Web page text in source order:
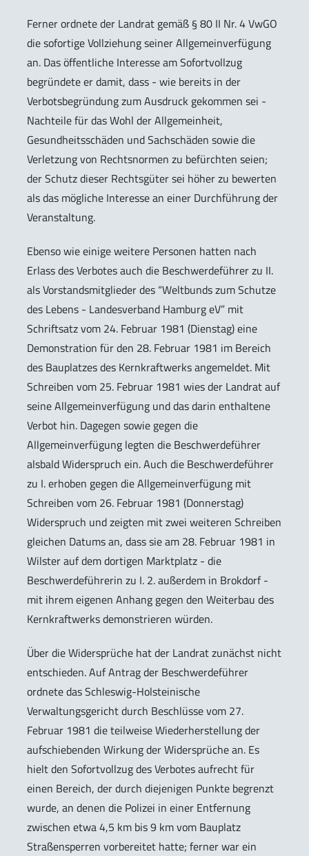
Ferner ordnete der Landrat gemäß § 80 II Nr. 4 VwGO
die sofortige Vollziehung seiner Allgemeinverfügung
an. Das öffentliche Interesse am Sofortvollzug
begründete er damit, dass - wie bereits in der
Verbotsbegründung zum Ausdruck gekommen sei -
Nachteile für das Wohl der Allgemeinheit,
Gesundheitsschäden und Sachschäden sowie die
Verletzung von Rechtsnormen zu befürchten seien;
der Schutz dieser Rechtsgüter sei höher zu bewerten
als das mögliche Interesse an einer Durchführung der
Veranstaltung.
Ebenso wie einige weitere Personen hatten nach
Erlass des Verbotes auch die Beschwerdeführer zu II.
als Vorstandsmitglieder des “Weltbunds zum Schutze
des Lebens - Landesverband Hamburg eV” mit
Schriftsatz vom 24. Februar 1981 (Dienstag) eine
Demonstration für den 28. Februar 1981 im Bereich
des Bauplatzes des Kernkraftwerks angemeldet. Mit
Schreiben vom 25. Februar 1981 wies der Landrat auf
seine Allgemeinverfügung und das darin enthaltene
Verbot hin. Dagegen sowie gegen die
Allgemeinverfügung legten die Beschwerdeführer
alsbald Widerspruch ein. Auch die Beschwerdeführer
zu I. erhoben gegen die Allgemeinverfügung mit
Schreiben vom 26. Februar 1981 (Donnerstag)
Widerspruch und zeigten mit zwei weiteren Schreiben
gleichen Datums an, dass sie am 28. Februar 1981 in
Wilster auf dem dortigen Marktplatz - die
Beschwerdeführerin zu I. 2. außerdem in Brokdorf -
mit ihrem eigenen Anhang gegen den Weiterbau des
Kernkraftwerks demonstrieren würden.
Über die Widersprüche hat der Landrat zunächst nicht
entschieden. Auf Antrag der Beschwerdeführer
ordnete das Schleswig-Holsteinische
Verwaltungsgericht durch Beschlüsse vom 27.
Februar 1981 die teilweise Wiederherstellung der
aufschiebenden Wirkung der Widersprüche an. Es
hielt den Sofortvollzug des Verbotes aufrecht für
einen Bereich, der durch diejenigen Punkte begrenzt
wurde, an denen die Polizei in einer Entfernung
zwischen etwa 4,5 km bis 9 km vom Bauplatz
Straßensperren vorbereitet hatte; ferner war ein